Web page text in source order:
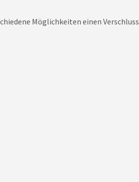
Möglichkeiten einen Verschluss